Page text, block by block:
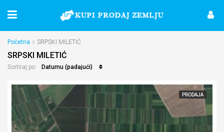
Početna SRPSKI MILETIĆ
SRPSKI MILETIĆ
Sortiraj po: Datumu (padajući)
PRODAJA